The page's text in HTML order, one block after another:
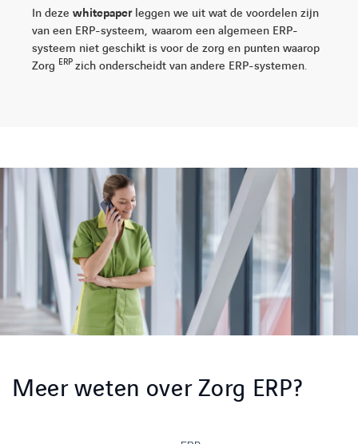
FACEBOOKTWITTER
In deze whitepaperleggen we uit wat de voordelen zijn
van een ERP-systeem, waarom een algemeen ERP-
systeem niet geschikt is voor de zorg en punten waarop
Zorg ERP zich onderscheidt van andere ERP-systemen.
Meer weten over Zorg ERP?